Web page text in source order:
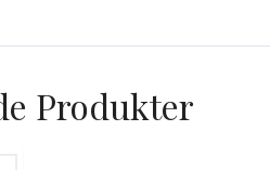
Produkter